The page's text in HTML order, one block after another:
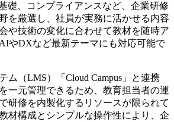
礎、コンプライアンスなど、企業研修
を厳選し、社員が実務に活かせる内容
や技術の変化に合わせて教材を随時ア
やDXなど最新テーマにも対応可能で
ム（LMS）「Cloud Campus」と連携
一元管理できるため、教育担当者の運
研修を内製化するリソースが限られて
材構成とシンプルな操作性により、企